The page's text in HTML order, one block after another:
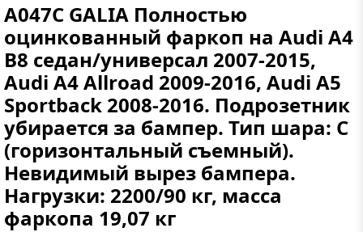
A047C GALIA Полностью
оцинкованный фаркоп на Audi A4
B8 седан/универсал 2007-2015,
Audi A4 Allroad 2009-2016, Audi A5
Sportback 2008-2016. Подрозетник
убирается за бампер. Тип шара: C
(горизонтальный съемный).
Невидимый вырез бампера.
Нагрузки: 2200/90 кг, масса
фаркопа 19,07 кг